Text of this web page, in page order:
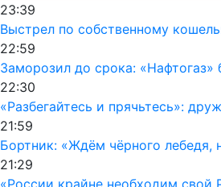
23:39
Выстрел по собственному
22:59
Заморозил до срока:
22:30
«Разбегайтесь и прячьтесь»:
21:59
Бортник: «Ждём чёрного лебедя,
21:29
«России крайне необходим свой